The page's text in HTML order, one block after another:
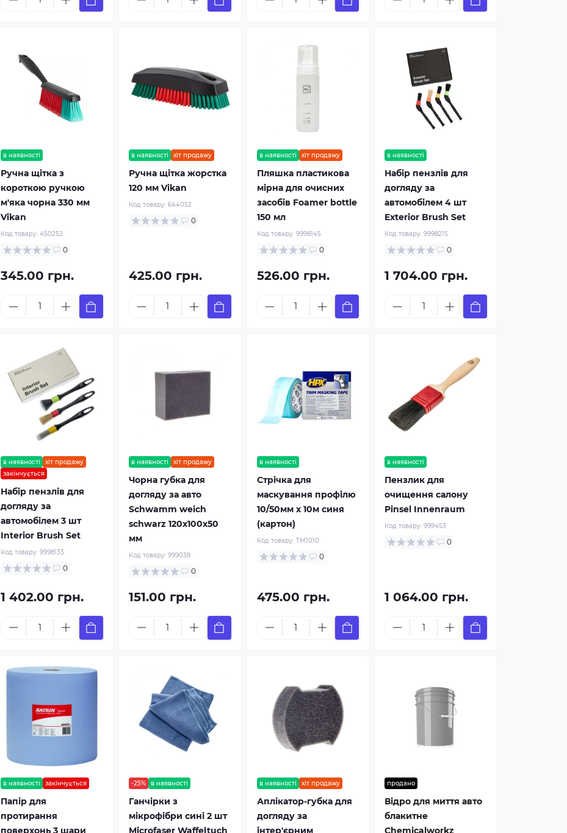
в наявності
Ручна щітка з
короткою ручкою
м'яка чорна 330 мм
Vikan
Код товару: 450252
0
345.00 грн.
в наявності хіт продажу
Ручна щітка жорстка
120 мм Vikan
Код товару: 644052
0
425.00 грн.
в наявності хіт продажу
Пляшка пластикова
мірна для очисних
засобів Foamer bottle
150 мл
Код товару: 9998145
0
526.00 грн.
в наявності
Набір пензлів для
догляду за
автомобілем 4 шт
Exterior Brush Set
Код товару:9998215
0
1 704.00 грн.
в наявності
хіт продажу
закінчується
Набір пензлів для
догляду за
автомобілем 3 шт
Interior Brush Set
Код товару: 9998133
0
1 402.00 грн.
в наявності хіт продажу
Чорна губка для
догляду за авто
Schwamm weich
schwarz 120x100x50
мм
Код товару: 999038
0
151.00 грн.
в наявності
Стрічка для
маскування профілю
10/50мм х 10м синя
(картон)
Код товару: TM1010
0
475.00 грн.
в наявності
Пензлик для
очищення салону
Pinsel Innenraum
Код товару:999453
0
1 064.00 грн.
в наявності закінчується
Папір для
протирання
поверхонь 3 шари
-25% в наявності
Ганчірки з
мікрофібри сині 2 шт
Microfaser Waffeltuch
в наявності хіт продажу
Аплікатор-губка для
догляду за
інтер'єрним
продано
Відро для миття авто
блакитне
Chemicalworkz